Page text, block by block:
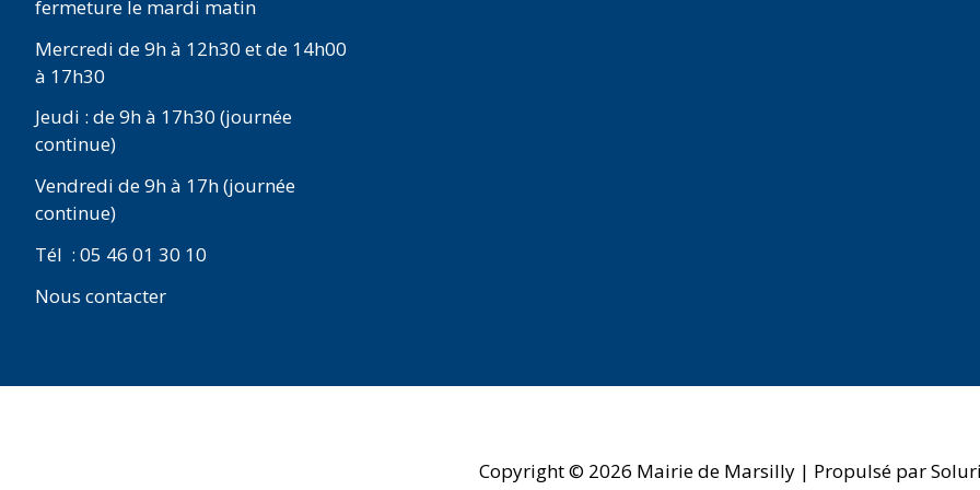
fermeture le mardi matin
Mercredi de 9h à 12h30 et de 14h00
à 17h30
Jeudi : de 9h à 17h30 (journée
continue)
Vendredi de 9h à 17h (journée
continue)
Tél : 05 46 01 30 10
Nous contacter
Copyright © 2026 Mairie de Marsilly | Propulsé par